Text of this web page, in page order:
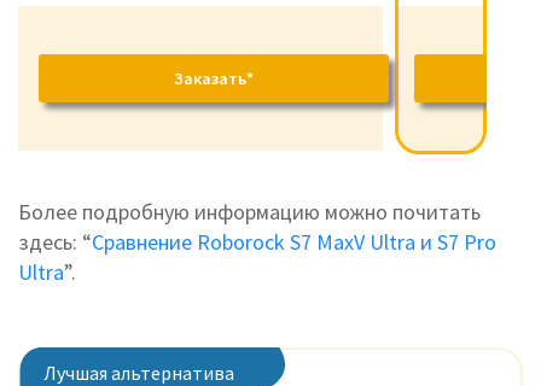
Заказать*
Более подробную информацию можно почитать
здесь: “Сравнение Roborock S7 MaxV Ultra и S7 Pro
Ultra”.
Лучшая альтернатива